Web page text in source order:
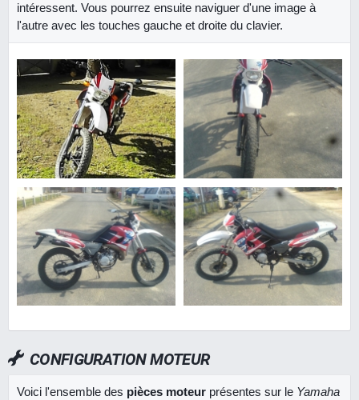
intéressent. Vous pourrez ensuite naviguer d'une image à
l'autre avec les touches gauche et droite du clavier.
CONFIGURATION MOTEUR
Voici l'ensemble des pièces moteur présentes sur le Yamaha